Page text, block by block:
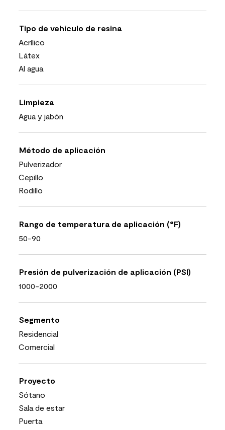
Tipo de vehículo de resina
Acrílico
Látex
Al agua
Limpieza
Agua y jabón
Método de aplicación
Pulverizador
Cepillo
Rodillo
Rango de temperatura de aplicación (°F)
50-90
Presión de pulverización de aplicación (PSI)
1000-2000
Segmento
Residencial
Comercial
Proyecto
Sótano
Sala de estar
Puerta